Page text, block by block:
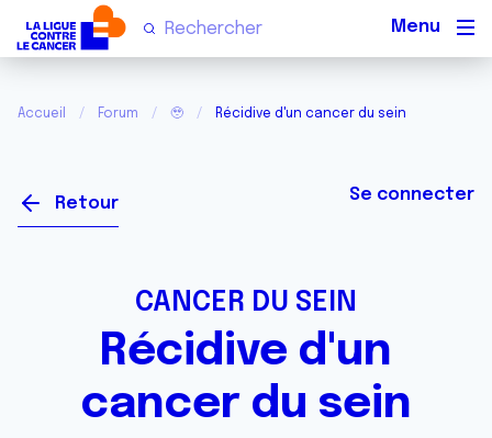
Accueil Forum 🥹 Récidive d'un cancer du sein
Retour Se connecter
CANCER DU SEIN
Récidive d'un
cancer du sein